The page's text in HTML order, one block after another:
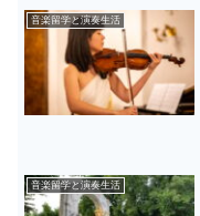
音楽留学と演奏生活
音楽留学と演奏生活